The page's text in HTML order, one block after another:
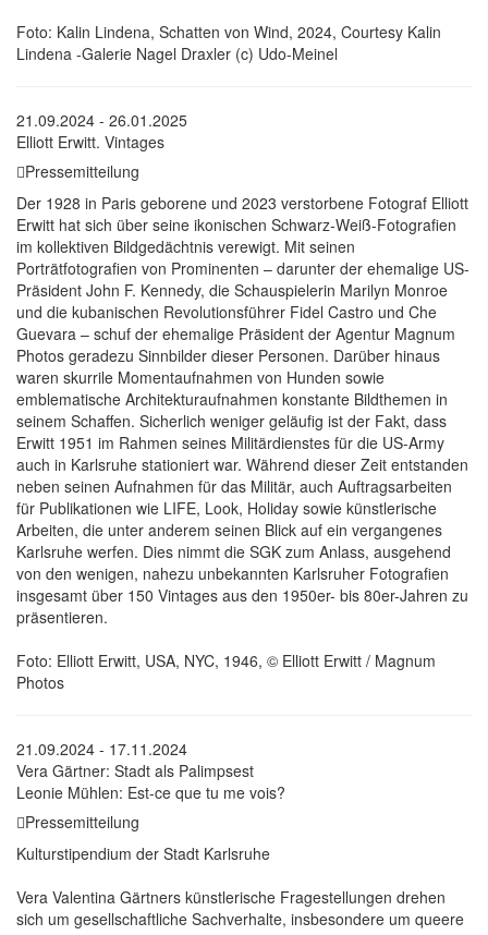
Foto: Kalin Lindena, Schatten von Wind, 2024, Courtesy Kalin
Lindena -Galerie Nagel Draxler (c) Udo-Meinel
21.09.2024 - 26.01.2025
Elliott Erwitt. Vintages
Pressemitteilung
Der 1928 in Paris geborene und 2023 verstorbene Fotograf Elliott
Erwitt hat sich über seine ikonischen Schwarz-Weiß-Fotografien
im kollektiven Bildgedächtnis verewigt. Mit seinen
Porträtfotografien von Prominenten – darunter der ehemalige US-
Präsident John F. Kennedy, die Schauspielerin Marilyn Monroe
und die kubanischen Revolutionsführer Fidel Castro und Che
Guevara – schuf der ehemalige Präsident der Agentur Magnum
Photos geradezu Sinnbilder dieser Personen. Darüber hinaus
waren skurrile Momentaufnahmen von Hunden sowie
emblematische Architekturaufnahmen konstante Bildthemen in
seinem Schaffen. Sicherlich weniger geläufig ist der Fakt, dass
Erwitt 1951 im Rahmen seines Militärdienstes für die US-Army
auch in Karlsruhe stationiert war. Während dieser Zeit entstanden
neben seinen Aufnahmen für das Militär, auch Auftragsarbeiten
für Publikationen wie LIFE, Look, Holiday sowie künstlerische
Arbeiten, die unter anderem seinen Blick auf ein vergangenes
Karlsruhe werfen. Dies nimmt die SGK zum Anlass, ausgehend
von den wenigen, nahezu unbekannten Karlsruher Fotografien
insgesamt über 150 Vintages aus den 1950er- bis 80er-Jahren zu
präsentieren.
Foto: Elliott Erwitt, USA, NYC, 1946, © Elliott Erwitt / Magnum
Photos
21.09.2024 - 17.11.2024
Vera Gärtner: Stadt als Palimpsest
Leonie Mühlen: Est-ce que tu me vois?
Pressemitteilung
Kulturstipendium der Stadt Karlsruhe
Vera Valentina Gärtners künstlerische Fragestellungen drehen
sich um gesellschaftliche Sachverhalte, insbesondere um queere